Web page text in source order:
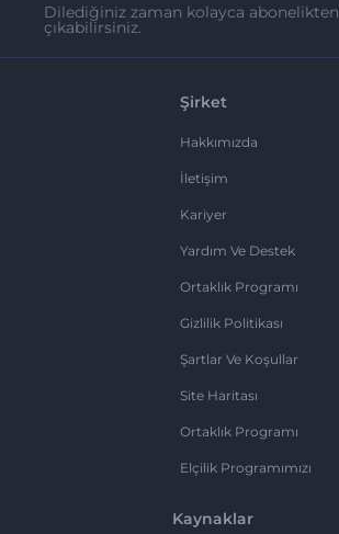
Dilediğiniz zaman kolayca abonelikten
çıkabilirsiniz.
Şirket
Hakkımızda
İletişim
Kariyer
Yardım Ve Destek
Ortaklık Programı
Gizlilik Politikası
Şartlar Ve Koşullar
Site Haritası
Ortaklık Programı
Elçilik Programımızı
Kaynaklar